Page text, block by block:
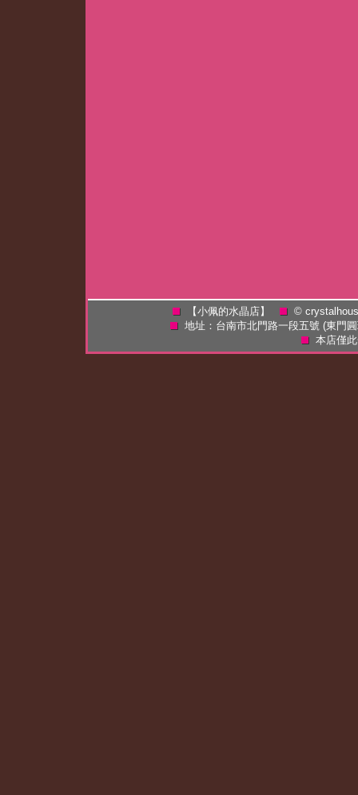
【小佩的水晶店】 ©
地址：台南市北門路一段五號 (東門
本店僅